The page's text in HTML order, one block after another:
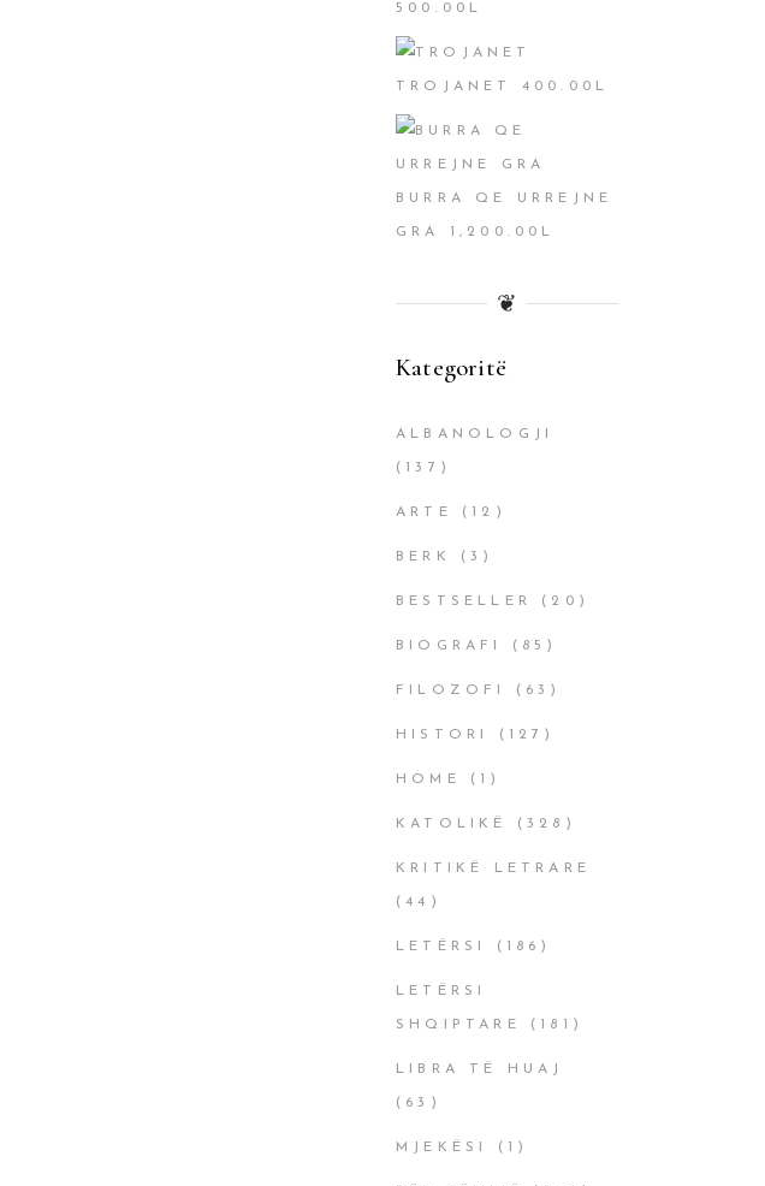
500.00 L
TROJANET 400.00 L
BURRA QE URREJNE
GRA 1,200.00 L
❦
Kategoritë
ALBANOLOGJI
(137)
ARTE (12)
BERK (3)
BESTSELLER (20)
BIOGRAFI (85)
FILOZOFI (63)
HISTORI (127)
HOME (1)
KATOLIKË (328)
KRITIKË LETRARE
(44)
LETËRSI (186)
LETËRSI
SHQIPTARE (181)
LIBRA TË HUAJ
(63)
MJEKËSI (1)